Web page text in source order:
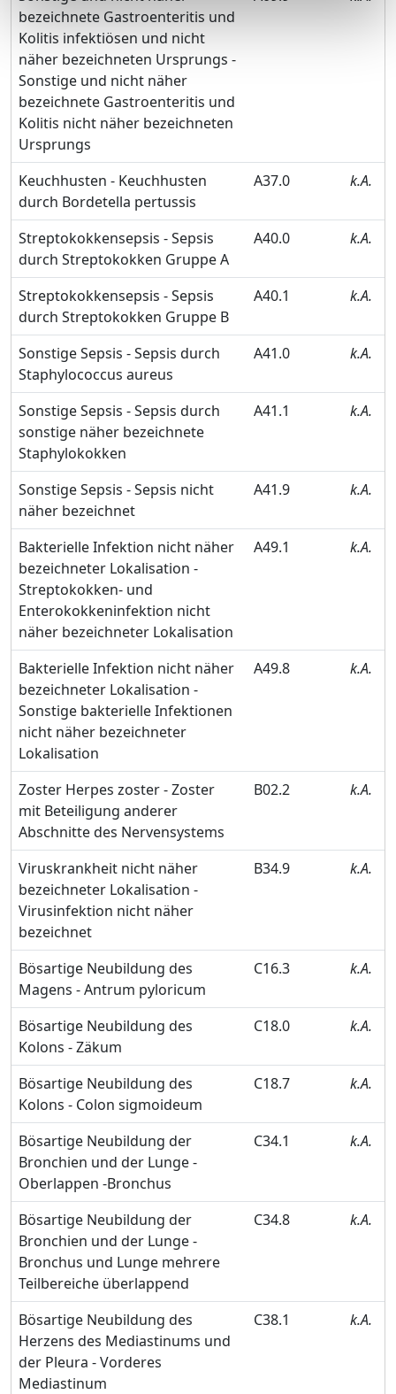
bezeichnete Gastroenteritis und
Kolitis infektiösen und nicht
näher bezeichneten Ursprungs -
Sonstige und nicht näher
bezeichnete Gastroenteritis und
Kolitis nicht näher bezeichneten
Ursprungs
Keuchhusten - Keuchhusten
durch Bordetella pertussis
A37.0 k.A.
Streptokokkensepsis - Sepsis
durch Streptokokken Gruppe A
A40.0 k.A.
Streptokokkensepsis - Sepsis
durch Streptokokken Gruppe B
A40.1 k.A.
Sonstige Sepsis - Sepsis durch
Staphylococcus aureus
A41.0 k.A.
Sonstige Sepsis - Sepsis durch
sonstige näher bezeichnete
Staphylokokken
A41.1 k.A.
Sonstige Sepsis - Sepsis nicht
näher bezeichnet
A41.9 k.A.
Bakterielle Infektion nicht näher
bezeichneter Lokalisation -
Streptokokken- und
Enterokokkeninfektion nicht
näher bezeichneter Lokalisation
A49.1 k.A.
Bakterielle Infektion nicht näher
bezeichneter Lokalisation -
Sonstige bakterielle Infektionen
nicht näher bezeichneter
Lokalisation
A49.8 k.A.
Zoster Herpes zoster - Zoster
mit Beteiligung anderer
Abschnitte des Nervensystems
B02.2 k.A.
Viruskrankheit nicht näher
bezeichneter Lokalisation -
Virusinfektion nicht näher
bezeichnet
B34.9 k.A.
Bösartige Neubildung des
Magens - Antrum pyloricum
C16.3 k.A.
Bösartige Neubildung des
Kolons - Zäkum
C18.0 k.A.
Bösartige Neubildung des
Kolons - Colon sigmoideum
C18.7 k.A.
Bösartige Neubildung der
Bronchien und der Lunge -
Oberlappen -Bronchus
C34.1 k.A.
Bösartige Neubildung der
Bronchien und der Lunge -
Bronchus und Lunge mehrere
Teilbereiche überlappend
C34.8 k.A.
Bösartige Neubildung des
Herzens des Mediastinums und
der Pleura - Vorderes
Mediastinum
C38.1 k.A.